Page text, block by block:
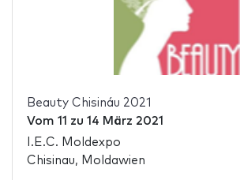
Beauty Chisináu 2021
Vom 11 zu 14 März 2021
I.E.C. Moldexpo
Chisinau, Moldawien